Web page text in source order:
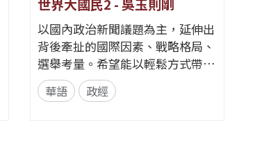
以國內政治新聞議題為主，延伸出
背後牽扯的國際因素、戰略格局、
選舉考量。希望能以輕鬆方式帶入
政治解析，同時增進相關知識。
📌臉書粉絲專頁👉央廣華語節目
華語 政經